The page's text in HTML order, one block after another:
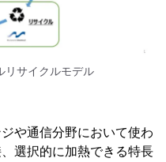
リサイクルモデル
や通信分野において使わ
選択的に加熱できる特長